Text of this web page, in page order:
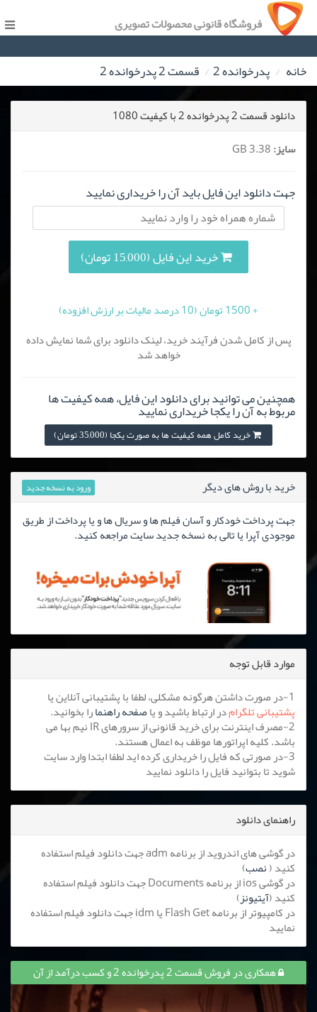
فروشگاه قانونی محصولات تصویری
خانه پدرخوانده 2 قسمت 2 پدرخوانده 2
دانلود قسمت 2 پدرخوانده 2 با کیفیت 1080
سایز:
جهت دانلود این فایل باید آن را خریداری نمایید
خرید این فایل (15,000 تومان)
+ 1500 تومان (10 درصد مالیات بر ارزش افزوده)
پس از کامل شدن فرآیند خرید، لینک دانلود برای شما نمایش داده
خواهد شد
همچنین می توانید برای دانلود این فایل، همه کیفیت ها
مربوط به آن را یکجا خریداری نمایید
خرید کامل همه کیفیت ها به صورت یکجا (35,000 تومان)
خرید با روش های دیگر ورود به نسخه جدید
جهت پرداخت خودکار و آسان فیلم ها و سریال ها و یا پرداخت از طریق
موجودی آپرا یا تالی به نسخه جدید سایت مراجعه کنید.
موارد قابل توجه
1-در صورت داشتن هرگونه مشکلی، لطفا با پشتیبانی آنلاین یا
پشتیبانی تلگرامدر ارتباط باشید و یاصفحه راهنمارا بخوانید.
2-مصرف اینترنت برای خرید قانونی از سرورهای IR نیم بها می
باشد. کلیه اپراتورها موظف به اعمال هستند.
3-در صورتی که فایل را خریداری کرده اید لطفا ابتدا وارد سایت
شوید تا بتوانید فایل را دانلود نمایید
راهنمای دانلود
در گوشی های اندروید از برنامه adm جهت دانلود فیلم استفاده
کنید (نصب)
در گوشی ios از برنامه Documents جهت دانلود فیلم استفاده
کنید (آیتیونز)
در کامپیوتر از برنامه Flash Get یا idm جهت دانلود فیلم استفاده
نمایید
همکاری در فروش قسمت 2 پدرخوانده 2 و کسب درآمد از آن